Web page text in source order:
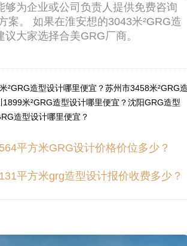
够为企业或公司负责人提供免费咨询
案。 如果在淮安想的3043米²GRG造
大家选择合美GRG厂商。
²GRG造型设计哪里便宜？苏州市3458米²GRG
1899米²GRG造型设计哪里便宜？沈阳GRG造型
造型设计哪里便宜？
平方米GRG设计价格价位多少？
平方米grg造型设计报价收费多少？